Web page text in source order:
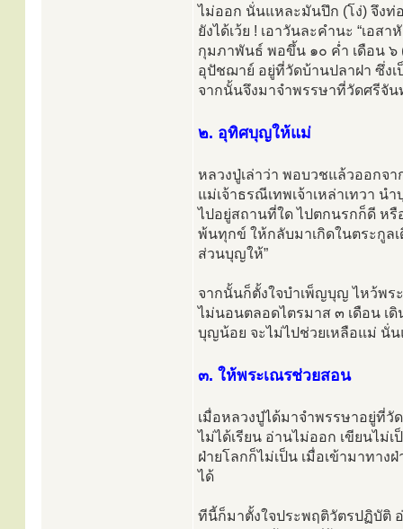
ไม่ออก นั่นแหละมันปึก (โง่) จึงท่
ยังได้เว้ย ! เอาวันละคำนะ “เอส
กุมภาพันธ์ พอขึ้น ๑๐ ค่ำ เดือน
อุปัชฌาย์ อยู่ที่วัดบ้านปลาฝา ซึ่ง
จากนั้นจึงมาจำพรรษาที่วัดศรีจั
๒. อุทิศบุญให้แม่
หลวงปู่เล่าว่า พอบวชแล้วออกจ
แม่เจ้าธรณีเทพเจ้าเหล่าเทวา
ไปอยู่สถานที่ใด ไปตกนรกก็ดี ห
พ้นทุกข์ ให้กลับมาเกิดในตระกูล
ส่วนบุญให้”
จากนั้นก็ตั้งใจบำเพ็ญบุญ ไหว้พร
ไม่นอนตลอดไตรมาส ๓ เดือน เ
บุญน้อย จะไม่ไปช่วยเหลือแม่ นั่
๓. ให้พระเณรช่วยสอน
เมื่อหลวงปู่ได้มาจำพรรษาอยู่ที่วั
ไม่ได้เรียน อ่านไม่ออก เขียนไม่
ฝ่ายโลกก็ไม่เป็น เมื่อเข้ามาทาง
ได้
ทีนี้ก็มาตั้งใจประพฤติวัตรปฏิบัติ